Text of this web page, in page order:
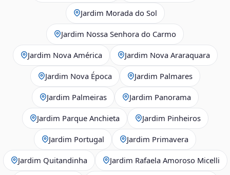
Jardim Morada do Sol
Jardim Nossa Senhora do Carmo
Jardim Nova América Jardim Nova Araraquara
Jardim Nova Época Jardim Palmares
Jardim Palmeiras Jardim Panorama
Jardim Parque Anchieta Jardim Pinheiros
Jardim Portugal Jardim Primavera
Jardim Quitandinha Jardim Rafaela Amoroso Micelli